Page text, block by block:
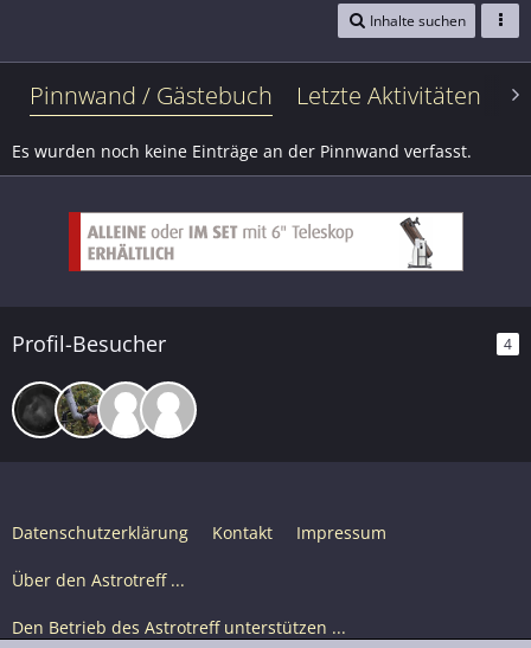
Inhalte suchen
Pinnwand / Gästebuch Letzte Aktivitäten
Es wurden noch keine Einträge an der Pinnwand verfasst.
Profil-Besucher 4
Datenschutzerklärung Kontakt Impressum
Über den Astrotreff ...
Den Betrieb des Astrotreff unterstützen ...